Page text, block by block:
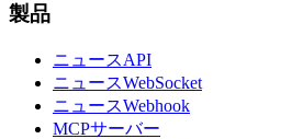
製品
ニュースAPI
ニュースWebSocket
ニュースWebhook
MCPサーバー